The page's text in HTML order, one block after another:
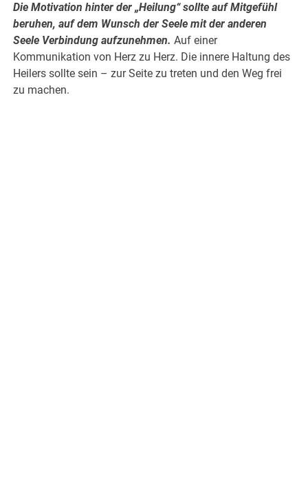
Die Motivation hinter der „Heilung“ sollte auf Mitgefühl
beruhen, auf dem Wunsch der Seele mit der anderen
Seele Verbindung aufzunehmen. Auf einer
Kommunikation von Herz zu Herz. Die innere Haltung des
Heilers sollte sein – zur Seite zu treten und den Weg frei
zu machen.